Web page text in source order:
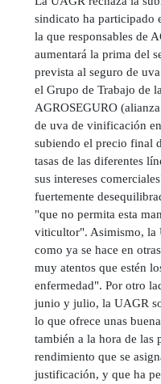
sindicato ha participado
la que responsables de
aumentará la prima del
prevista al seguro de
el Grupo de Trabajo de
AGROSEGURO
de uva de vinificación
subiendo el precio final
tasas de las diferentes
sus intereses
fuertemente
"que no permita esta
viticultor". Asimismo, la
como ya se hace en
muy atentos que estén
enfermedad". Por otro
junio y julio, la UAGR
lo que ofrece unas
también a la hora de las
rendimiento que se
justificación, y que ha